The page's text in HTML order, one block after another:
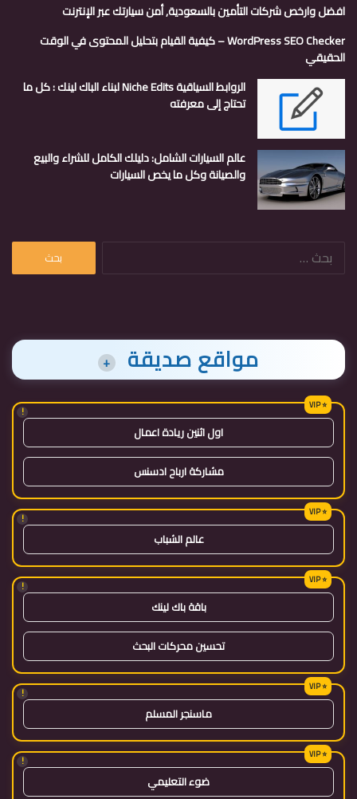
افضل وارخص شركات التأمين بالسعودية, أمن سيارتك عبر الإنترنت
WordPress SEO Checker – كيفية القيام بتحليل المحتوى في الوقت
الحقيقي
الروابط السياقية Niche Edits لبناء الباك لينك : كل ما
تحتاج إلى معرفته
عالم السيارات الشامل: دليلك الكامل للشراء والبيع
والصيانة وكل ما يخص السيارات
البحث
مواقع صديقة +
!
اول اثنين ريادة اعمال
مشاركة ارباح ادسنس
!
عالم الشباب
!
باقة باك لينك
تحسين محركات البحث
!
ماسنجر المسلم
!
ضوء التعليمي